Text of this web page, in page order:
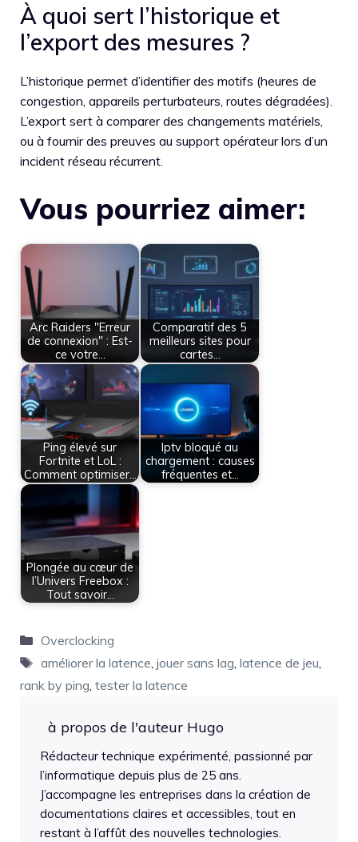
À quoi sert l’historique et
l’export des mesures ?
L’historique permet d’identifier des motifs (heures de
congestion, appareils perturbateurs, routes dégradées).
L’export sert à comparer des changements matériels,
ou à fournir des preuves au support opérateur lors d’un
incident réseau récurrent.
Vous pourriez aimer:
Arc Raiders "Erreur
de connexion" : Est-
ce votre…
Comparatif des 5
meilleurs sites pour
cartes…
Ping élevé sur
Fortnite et LoL :
Comment optimiser…
Iptv bloqué au
chargement : causes
fréquentes et…
Plongée au cœur de
l’Univers Freebox :
Tout savoir…
Catégories
Overclocking
Étiquettes
améliorer la latence, jouer sans lag, latence de jeu,
rank by ping, tester la latence
à propos de l'auteur Hugo
Rédacteur technique expérimenté, passionné par
l’informatique depuis plus de 25 ans.
J’accompagne les entreprises dans la création de
documentations claires et accessibles, tout en
restant à l’affût des nouvelles technologies.